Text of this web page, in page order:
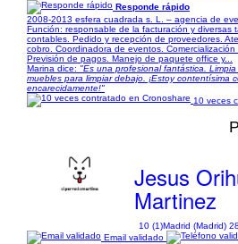
Responde rápido
2008-2013 esfera cuadrada s. L. – agencia de
Función: responsable de la facturación y diversas
contables. Pedido y recepción de proveedores.
cobro. Coordinadora de eventos.
Previsión de pagos. Manejo de paquete office y...
Marina dice: "Es una profesional fantástica.
muebles para limpiar debajo. ¡Estoy contentísima
encarecidamente!"
10 veces
Jesus
Martinez
10 (1)Madrid (Madrid)
Email validado